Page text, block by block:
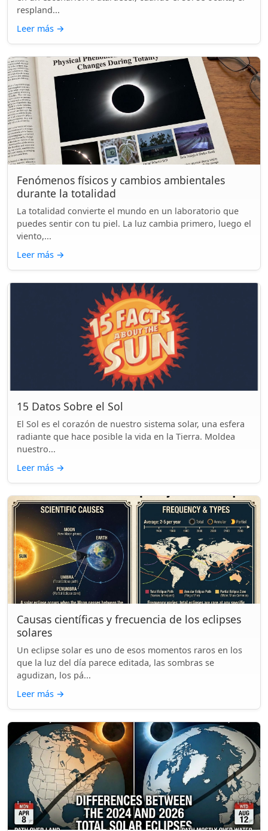
respland...
Leer más →
Fenómenos físicos y cambios ambientales
durante la totalidad
La totalidad convierte el mundo en un laboratorio que
puedes sentir con tu piel. La luz cambia primero, luego el
viento,...
Leer más →
15 Datos Sobre el Sol
El Sol es el corazón de nuestro sistema solar, una esfera
radiante que hace posible la vida en la Tierra. Moldea
nuestro...
Leer más →
Causas científicas y frecuencia de los eclipses
solares
Un eclipse solar es uno de esos momentos raros en los
que la luz del día parece editada, las sombras se
agudizan, los pá...
Leer más →